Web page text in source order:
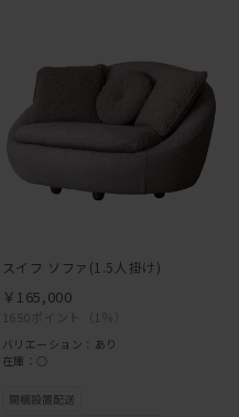
スイフ ソファ(1.5人掛け)
1650ポイント （1％）
￥165,000
バリエーション：あり
在庫：○